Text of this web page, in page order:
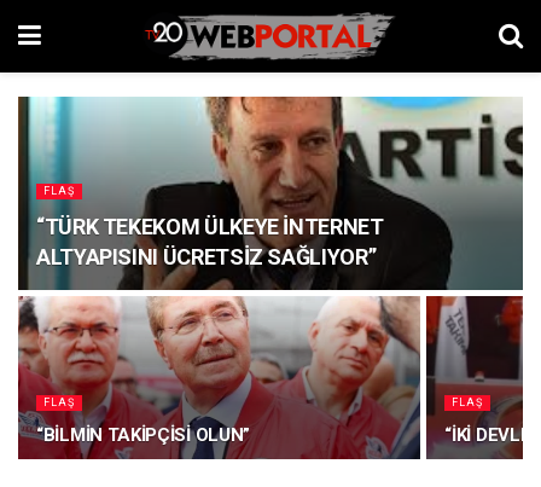
FLAŞ
“TÜRK TEKEKOM ÜLKEYE İNTERNET
ALTYAPISINI ÜCRETSİZ SAĞLIYOR”
FLAŞ
“BİLMİN TAKİPÇİSİ OLUN”
FLAŞ
“İKİ